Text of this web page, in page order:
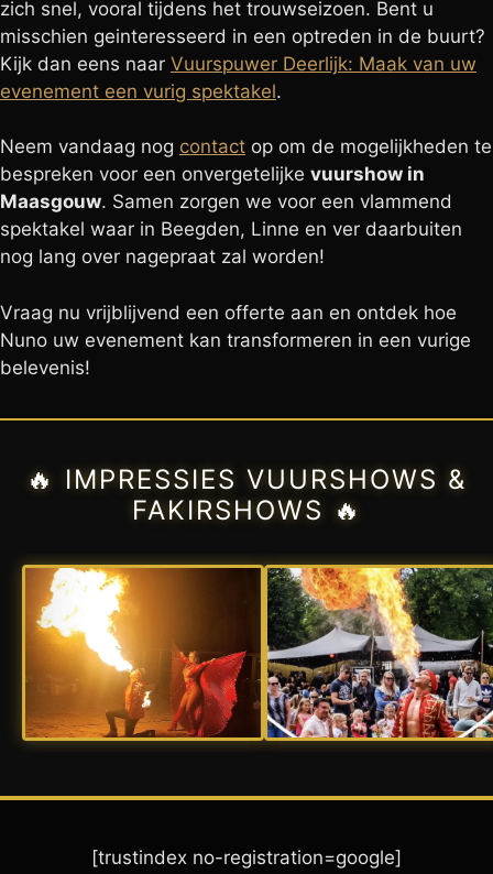
zich snel, vooral tijdens het trouwseizoen. Bent u
misschien geinteresseerd in een optreden in de buurt?
Kijk dan eens naar Vuurspuwer Deerlijk: Maak van uw
evenement een vurig spektakel.
Neem vandaag nog contact op om de mogelijkheden te
bespreken voor een onvergetelijke vuurshow in
Maasgouw. Samen zorgen we voor een vlammend
spektakel waar in Beegden, Linne en ver daarbuiten
nog lang over nagepraat zal worden!
Vraag nu vrijblijvend een offerte aan en ontdek hoe
Nuno uw evenement kan transformeren in een vurige
belevenis!
🔥 IMPRESSIES VUURSHOWS &
FAKIRSHOWS 🔥
[trustindex no-registration=google]